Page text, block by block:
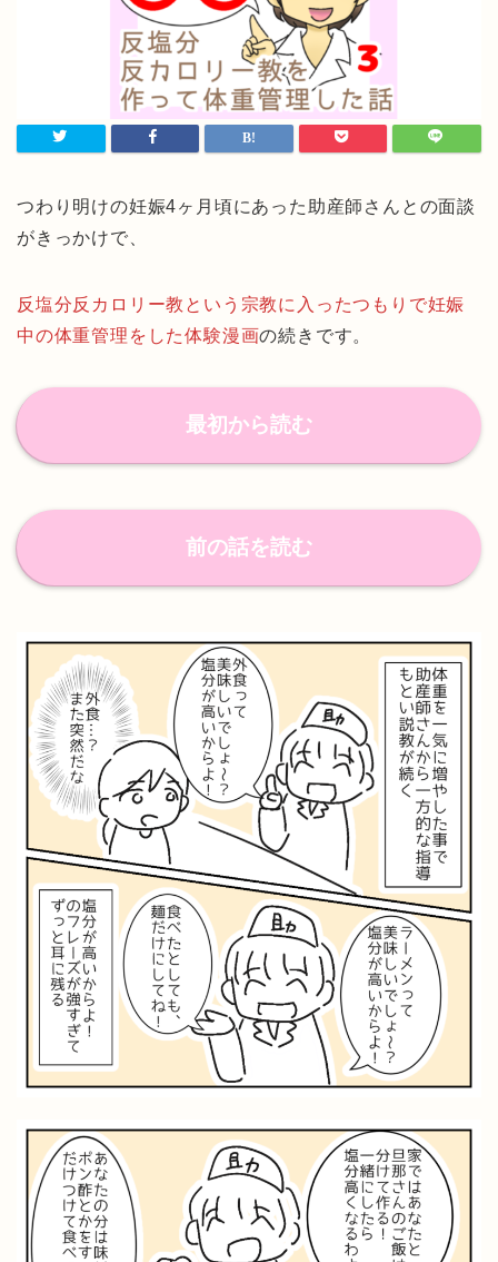
つわり明けの妊娠4ヶ月頃にあった助産師さんとの面談
がきっかけで、
反塩分反カロリー教という宗教に入ったつもりで妊娠
中の体重管理をした体験漫画の続きです。
最初から読む
前の話を読む